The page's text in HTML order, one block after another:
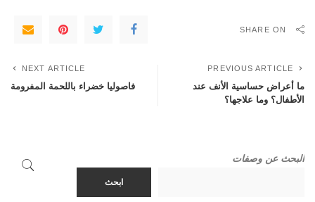
SHARE ON
PREVIOUS ARTICLE
ما أعراض حساسية الأنف عند
الأطفال؟ وما علاجها؟
NEXT ARTICLE
فاصوليا خضراء باللحمة المفرومة
البحث عن وصفات
ابحث